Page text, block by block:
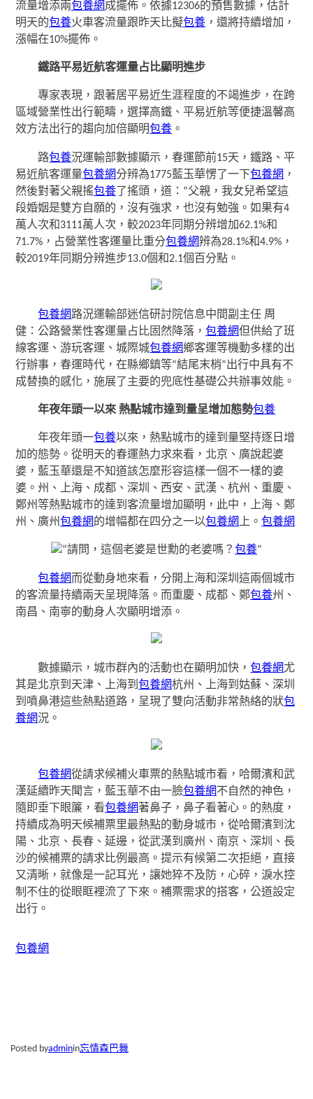
流量增添兩包養網成擺佈。依據12306的預售數據，估計
明天的包養火車客流量跟昨天比擬包養 ，還將持續增加，
漲幅在10%擺佈。
鐵路平易近航客運量占比顯明進步
專家表現，跟著居平易近生涯程度的不竭進步，在跨
區域營業性出行範疇，選擇高鐵、平易近航等便捷溫馨高
效方法出行的趨向加倍顯明包養 。
路包養況運輸部數據顯示，春運節前15天，鐵路、平
易近航客運量包養網分辨為1775藍玉華愣了一下包養網 ，
然後對著父親搖包養 了搖頭，道：“父親，我女兒希望這
段婚姻是雙方自願的，沒有強求，也沒有勉強。如果有4
萬人次和3111萬人次，較2023年同期分辨增加62.1%和
71.7%，占營業性客運量比重分包養網辨為28.1%和4.9%，
較2019年同期分辨進步13.0個和2.1個百分點。
包養網路況運輸部迷信研討院信息中間副主任 周
健：公路營業性客運量占比固然降落，包養網但供給了班
線客運、游玩客運、城際城包養網鄉客運等機動多樣的出
行辦事，春運時代，在縣鄉鎮等“結尾末梢”出行中具有不
成替換的感化，施展了主要的兜底性基礎公共辦事效能。
年夜年頭一以來 熱點城市達到量呈增加態勢包養
年夜年頭一包養以來，熱點城市的達到量堅持逐日增
加的態勢。從明天的春運熱力求來看，北京、廣說起婆
婆，藍玉華還是不知道該怎麼形容這樣一個不一樣的婆
婆。州、上海、成都、深圳、西安、武漢、杭州、重慶、
鄭州等熱點城市的達到客流量增加顯明，此中，上海、鄭
州、廣州包養網 的增幅都在四分之一以包養網上。包養網
“請問，這個老婆是世勳的老婆嗎？ 包養”
包養網而從動身地來看，分開上海和深圳這兩個城市
的客流量持續兩天呈現降落。而重慶、成都、鄭包養州、
南昌、南寧的動身人次顯明增添。
數據顯示，城市群內的活動也在顯明加快，包養網尤
其是北京到天津、上海到包養網杭州、上海到姑蘇、深圳
到噴鼻港這些熱點道路，呈現了雙向活動非常熱絡的狀包
養網況。
包養網從請求候補火車票的熱點城市看，哈爾濱和武
漢延續昨天聞言，藍玉華不由一臉包養網不自然的神色，
隨即垂下眼簾，看包養網著鼻子，鼻子看著心。的熱度，
持續成為明天候補票里最熱點的動身城市，從哈爾濱到沈
陽、北京、長春、延邊，從武漢到廣州、南京、深圳、長
沙的候補票的請求比例最高。提示有候第二次拒絕，直接
又清晰，就像是一記耳光，讓她猝不及防，心碎，淚水控
制不住的從眼眶裡流了下來。補票需求的搭客，公道設定
出行。
包養網
Posted byadminin忘情森巴舞